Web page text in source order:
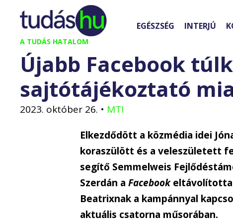
Kilépés
tartalomba
A TUDÁS HATALOM
EGÉSZSÉG INTERJÚ
Újabb Facebook
sajtótájékoztató
2023. október 26. • MTI
Elkezdődött a közmédia idei
koraszülött és a veleszületett
segítő Semmelweis
Szerdán aFacebookeltávolította
Beatrixnak a kampánnyal
aktuális csatorna műsorában.